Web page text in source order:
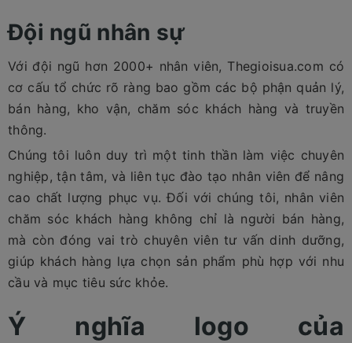
Đội ngũ nhân sự
Với đội ngũ hơn 2000+ nhân viên, Thegioisua.com có
cơ cấu tổ chức rõ ràng bao gồm các bộ phận quản lý,
bán hàng, kho vận, chăm sóc khách hàng và truyền
thông.
Chúng tôi luôn duy trì một tinh thần làm việc chuyên
nghiệp, tận tâm, và liên tục đào tạo nhân viên để nâng
cao chất lượng phục vụ. Đối với chúng tôi, nhân viên
chăm sóc khách hàng không chỉ là người bán hàng,
mà còn đóng vai trò chuyên viên tư vấn dinh dưỡng,
giúp khách hàng lựa chọn sản phẩm phù hợp với nhu
cầu và mục tiêu sức khỏe.
Ý nghĩa logo của